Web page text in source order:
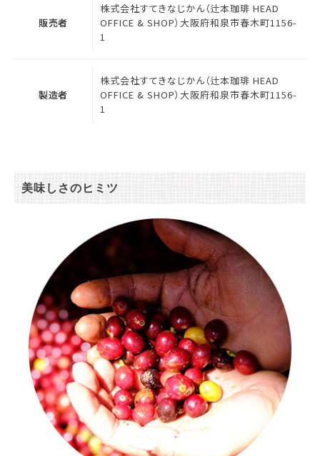
販売者
株式会社すてきなじかん（辻本珈琲 HEAD
OFFICE & SHOP）大阪府和泉市春木町1156-
1
製造者
株式会社すてきなじかん（辻本珈琲 HEAD
OFFICE & SHOP）大阪府和泉市春木町1156-
1
美味しさのヒミツ